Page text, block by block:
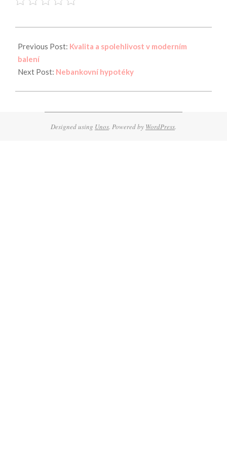
08-
23
Previous Post: Kvalita a spolehlivost v moderním
balení
Next Post: Nebankovní hypotéky
Designed using Unos . Powered by WordPress